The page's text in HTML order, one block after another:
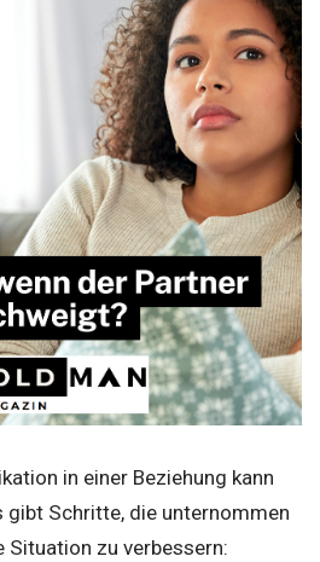
in einer Beziehung kann
gibt Schritte, die unternommen
Situation zu verbessern: